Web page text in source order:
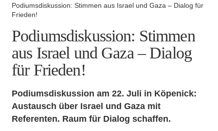
Podiumsdiskussion: Stimmen aus Israel und Gaza – Dialog für
Frieden!
Podiumsdiskussion: Stimmen
aus Israel und Gaza – Dialog
für Frieden!
Podiumsdiskussion am 22. Juli in Köpenick:
Austausch über Israel und Gaza mit
Referenten. Raum für Dialog schaffen.